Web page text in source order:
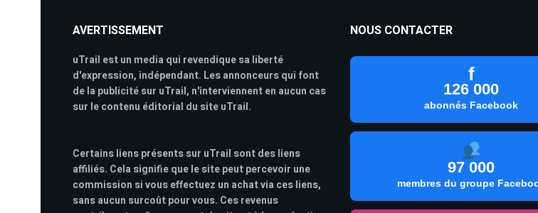
AVERTISSEMENT
uTrail est un media qui revendique sa liberté
d'expression, indépendant. Les annonceurs qui font
de la publicité sur uTrail, n'interviennent en aucun cas
sur le contenu éditorial du site uTrail.
Certains liens présents sur uTrail sont des liens
affiliés. Cela signifie que le site peut percevoir une
commission si vous effectuez un achat via ces liens,
sans aucun surcoût pour vous. Ces revenus
NOUS CONTACTER
f
126 000
abonnés Facebook
97 000
membres du groupe